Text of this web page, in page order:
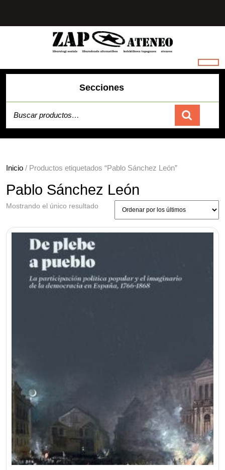
contenido
Secciones
Carrito
Inicio / Productos etiquetados “Pablo Sánchez León”
Pablo Sánchez León
Mostrando el único resultado